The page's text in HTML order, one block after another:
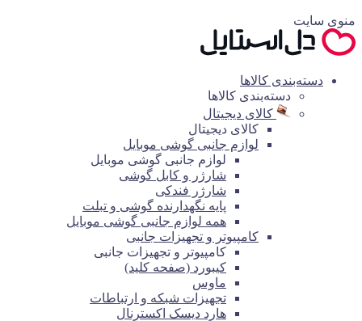
منوی سایت
دسته‌بندی کالاها
دسته‌بندی کالاها
کالای دیجیتال
کالای دیجیتال
لوازم جانبی گوشی موبایل
لوازم جانبی گوشی موبایل
شارژر و کابل گوشی
شارژر فندکی
پایه نگهدارنده گوشی و تبلت
همه لوازم جانبی گوشی موبایل
کامپیوتر و تجهیزات جانبی
کامپیوتر و تجهیزات جانبی
کیبورد (صفحه کلید)
ماوس
تجهیزات شبکه و ارتباطات
هارد دیسک اکسترنال